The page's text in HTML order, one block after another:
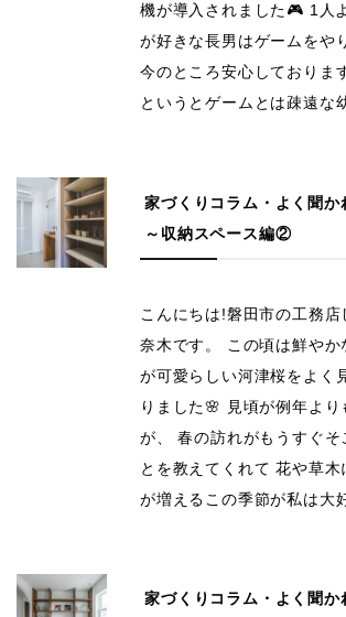
機が導入されました🎮 1人
が好きな長男はゲームをや
今のところ安心しておりま
というとゲームとは疎遠な
家づくりコラム・よく聞か
～収納スペース編②
こんにちは!磐田市の工務
奈木です。 この頃は鮮やか
が可愛らしい河津桜をよく
りました🌸 見頃が例年よ
が、 春の訪れがもうすぐそ
とを教えてくれて 花や草木
が増えるこの季節が私は大
家づくりコラム・よく聞か